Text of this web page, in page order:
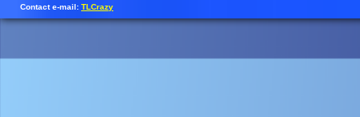
Contact e-mail: TLCrazy